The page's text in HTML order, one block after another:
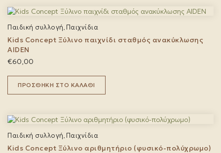
Παιδική συλλογή, Παιχνίδια
Kids Concept Ξύλινο παιχνίδι σταθμός ανακύκλωσης
AIDEN
€60,00
ΠΡΟΣΘΉΚΗ ΣΤΟ ΚΑΛΆΘΙ
Παιδική συλλογή, Παιχνίδια
Kids Concept Ξύλινο αριθμητήριο (φυσικό-πολύχρωμο)